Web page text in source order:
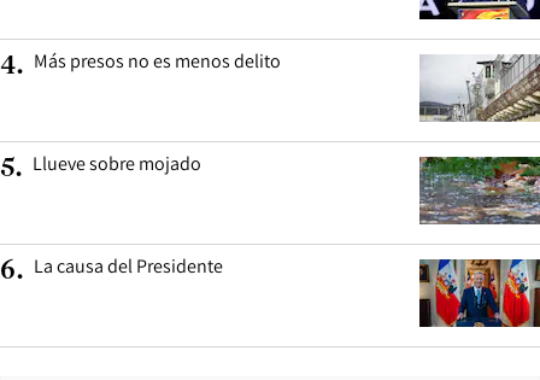
4. Más presos no es menos delito
5. Llueve sobre mojado
6. La causa del Presidente